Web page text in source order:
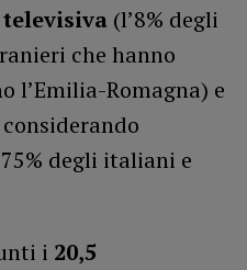
(l’8% degli
che hanno
l’Emilia-Romagna) e
degli italiani e
i 20,5